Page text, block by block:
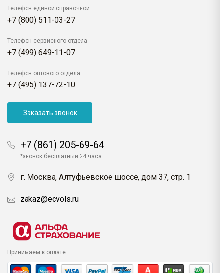
Телефон единой справочной
+7 (800) 511-03-27
Телефон сервисного отдела
+7 (499) 649-11-07
Телефон оптового отдела
+7 (495) 137-72-10
Заказать звонок
+7 (861) 205-69-64
*звонок бесплатный 24 часа
г. Москва, Алтуфьевское шоссе, дом 37, стр. 1
zakaz@ecvols.ru
Принимаем к оплате: